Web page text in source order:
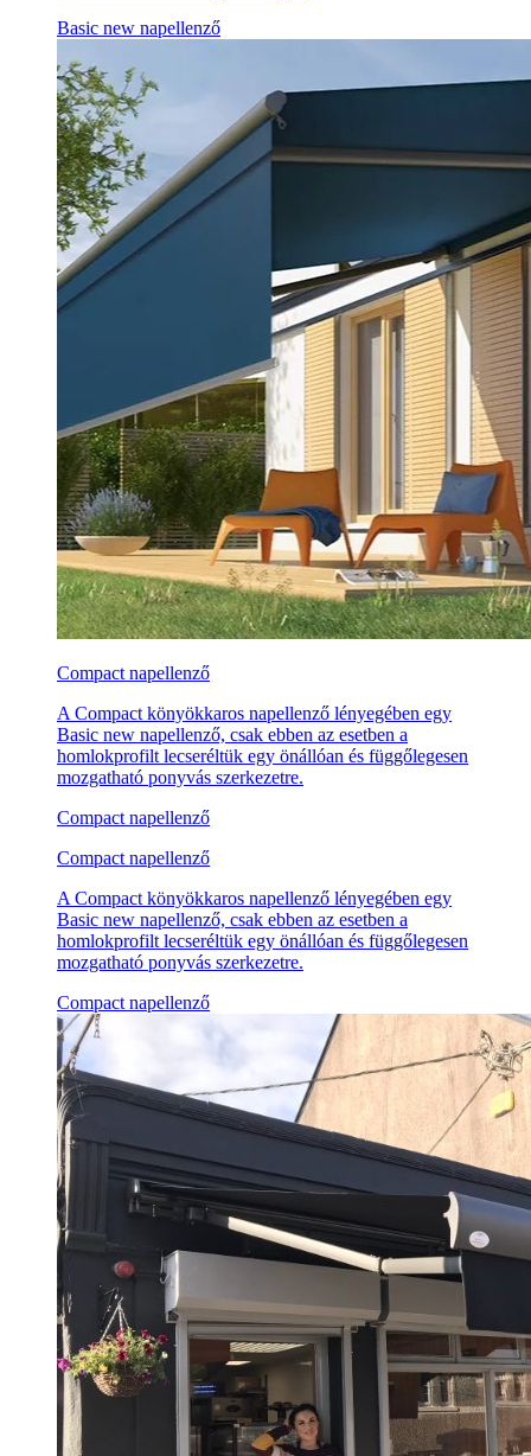
Basic new napellenző
Compact napellenző
A Compact könyökkaros napellenző lényegében egy
Basic new napellenző, csak ebben az esetben a
homlokprofilt lecseréltük egy önállóan és függőlegesen
mozgatható ponyvás szerkezetre.
Compact napellenző
Compact napellenző
A Compact könyökkaros napellenző lényegében egy
Basic new napellenző, csak ebben az esetben a
homlokprofilt lecseréltük egy önállóan és függőlegesen
mozgatható ponyvás szerkezetre.
Compact napellenző